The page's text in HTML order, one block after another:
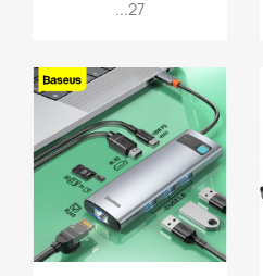
27...